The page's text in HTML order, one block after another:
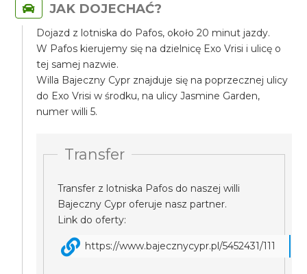
JAK DOJECHAĆ?
Dojazd z lotniska do Pafos, około 20 minut jazdy.
W Pafos kierujemy się na dzielnicę Exo Vrisi i ulicę o
tej samej nazwie.
Willa Bajeczny Cypr znajduje się na poprzecznej ulicy
do Exo Vrisi w środku, na ulicy Jasmine Garden,
numer willi 5.
Transfer
Transfer z lotniska Pafos do naszej willi
Bajeczny Cypr oferuje nasz partner.
Link do oferty:
https://www.bajecznycypr.pl/5452431/111